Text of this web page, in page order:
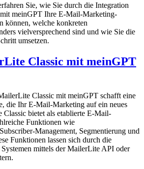
Sie, wie Sie durch die Integration
meinGPT Ihre E-Mail-Marketing-
können, welche konkreten
vielversprechend sind und wie Sie die
umsetzen.
Classic mit meinGPT
Classic mit meinGPT schafft eine
die Ihr E-Mail-Marketing auf ein neues
bietet als etablierte E-Mail-
Funktionen wie
Management, Segmentierung und
Funktionen lassen sich durch die
mittels der MailerLite API oder